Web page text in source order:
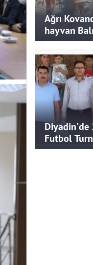
Ağrı
hayvan
takıldı
Diyadin'de
Futbol
Hediye